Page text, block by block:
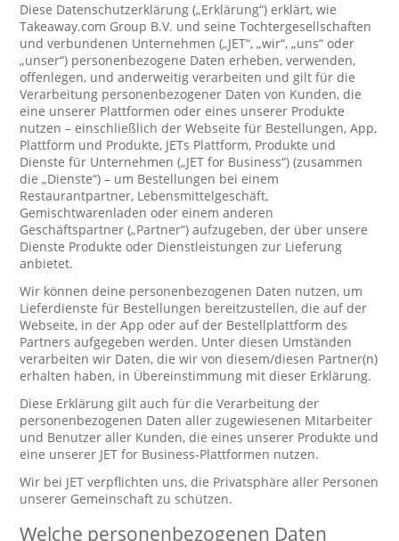
Diese Datenschutzerklärung („Erklärung“) erklärt, wie
Takeaway.com Group B.V. und seine Tochtergesellschaften
und verbundenen Unternehmen („JET“, „wir“, „uns“ oder
„unser“) personenbezogene Daten erheben, verwenden,
offenlegen, und anderweitig verarbeiten und gilt für die
Verarbeitung personenbezogener Daten von Kunden, die
eine unserer Plattformen oder eines unserer Produkte
nutzen – einschließlich der Webseite für Bestellungen, App,
Plattform und Produkte, JETs Plattform, Produkte und
Dienste für Unternehmen („JET for Business“) (zusammen
die „Dienste“) – um Bestellungen bei einem
Restaurantpartner, Lebensmittelgeschäft,
Gemischtwarenladen oder einem anderen
Geschäftspartner („Partner“) aufzugeben, der über unsere
Dienste Produkte oder Dienstleistungen zur Lieferung
anbietet.
Wir können deine personenbezogenen Daten nutzen, um
Lieferdienste für Bestellungen bereitzustellen, die auf der
Webseite, in der App oder auf der Bestellplattform des
Partners aufgegeben werden. Unter diesen Umständen
verarbeiten wir Daten, die wir von diesem/diesen Partner(n)
erhalten haben, in Übereinstimmung mit dieser Erklärung.
Diese Erklärung gilt auch für die Verarbeitung der
personenbezogenen Daten aller zugewiesenen Mitarbeiter
und Benutzer aller Kunden, die eines unserer Produkte und
eine unserer JET for Business-Plattformen nutzen.
Wir bei JET verpflichten uns, die Privatsphäre aller Personen
unserer Gemeinschaft zu schützen.
Welche personenbezogenen Daten